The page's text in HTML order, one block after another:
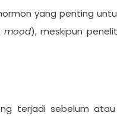
yang penting
mood), meskipun
terjadi sebelum